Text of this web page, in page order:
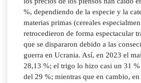
%, dependiendo de la especie y la
materias primas (cereales
retrocedieron de forma espectacular
que se dispararon debido a las
guerra en Ucrania. Así, en 2023 el
28,13 %; el trigo lo hizo casi un 31 %
del 29 %; mientras que en cambio,